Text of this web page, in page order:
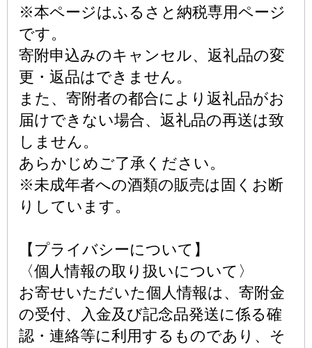
※本ページはふるさと納税専用ページ
です。
寄附申込みのキャンセル、返礼品の変
更・返品はできません。
また、寄附者の都合により返礼品がお
届けできない場合、返礼品の再送は致
しません。
あらかじめご了承ください。
※未成年者への酒類の販売は固くお断
りしています。
【プライバシーについて】
〈個人情報の取り扱いについて〉
お寄せいただいた個人情報は、寄附金
の受付、入金及び記念品発送に係る確
認・連絡等に利用するものであり、そ